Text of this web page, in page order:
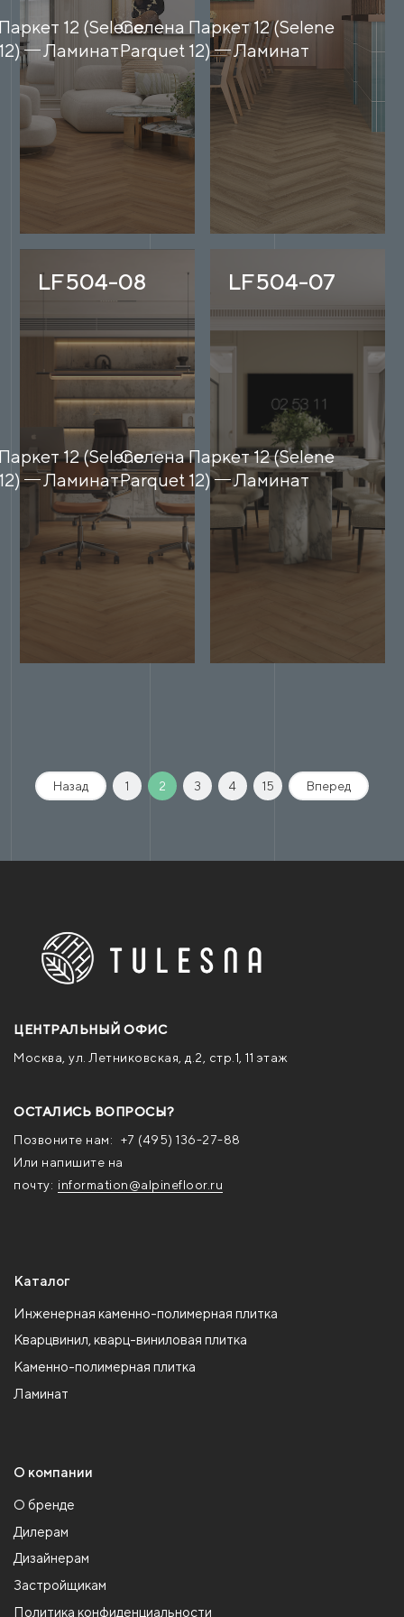
12 (Selene
Ламинат
Селена Паркет 12 (Selene
Parquet 12)
Ламинат
LF504-08
12 (Selene
Ламинат
LF504-07
Селена Паркет 12 (Selene
Parquet 12)
Ламинат
Назад 1 2 3 4 15 Вперед
ЦЕНТРАЛЬНЫЙ ОФИС
Москва, ул. Летниковская, д.2, стр.1, 11 этаж
ОСТАЛИСЬ ВОПРОСЫ?
Позвоните нам:
+7 (495) 136-27-88
Или напишите на
почту: information@alpinefloor.ru
Каталог
Инженерная каменно-полимерная плитка
Кварцвинил, кварц-виниловая плитка
Каменно-полимерная плитка
Ламинат
О компании
О бренде
Дилерам
Дизайнерам
Застройщикам
Политика конфиденциальности